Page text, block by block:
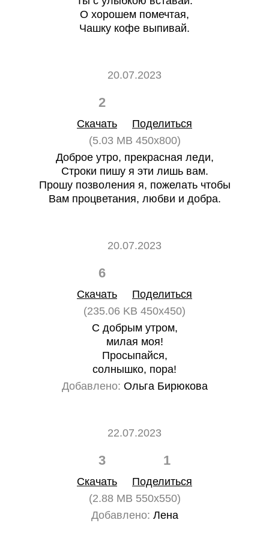
О хорошем помечтая,
Чашку кофе выпивай.
20.07.2023
2
Скачать
Поделиться
(5.03 MB 450x800)
Доброе утро, прекрасная леди,
Строки пишу я эти лишь вам.
Прошу позволения я, пожелать чтобы
Вам процветания, любви и добра.
20.07.2023
6
Скачать
Поделиться
(235.06 KB 450x450)
С добрым утром,
милая моя!
Просыпайся,
солнышко, пора!
Добавлено: Ольга Бирюкова
22.07.2023
3 1
Скачать
Поделиться
(2.88 MB 550x550)
Добавлено: Лена